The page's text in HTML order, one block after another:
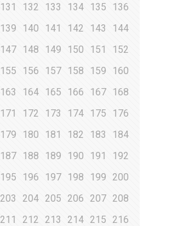
131 132 133 134 135
136
139 140 141 142 143
144
147 148 149 150 151
152
155 156 157 158 159
160
163 164 165 166 167 168
171 172 173 174 175
176
179 180 181 182 183
184
187 188 189 190 191
192
195 196 197 198 199
200
203 204 205 206 207 208
211 212 213 214 215
216